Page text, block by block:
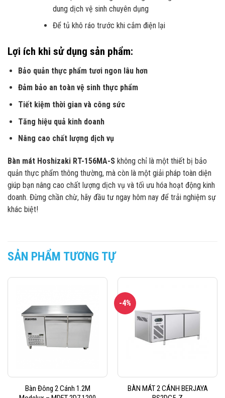
dung dịch vệ sinh chuyên dụng
Để tủ khô ráo trước khi cắm điện lại
Lợi ích khi sử dụng sản phẩm:
Bảo quản thực phẩm tươi ngon lâu hơn
Đảm bảo an toàn vệ sinh thực phẩm
Tiết kiệm thời gian và công sức
Tăng hiệu quả kinh doanh
Nâng cao chất lượng dịch vụ
Bàn mát Hoshizaki RT-156MA-S không chỉ là một thiết bị bảo
quản thực phẩm thông thường, mà còn là một giải pháp toàn diện
giúp bạn nâng cao chất lượng dịch vụ và tối ưu hóa hoạt động kinh
doanh. Đừng chần chừ, hãy đầu tư ngay hôm nay để trải nghiệm sự
khác biệt!
SẢN PHẨM TƯƠNG TỰ
Bàn Đông 2 Cánh 1.2M
-4%
BÀN MÁT 2 CÁNH BERJAYA